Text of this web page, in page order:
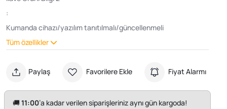
:
Kumanda cihazı/yazılım tanıtılmalı/güncellenmeli
Tüm özellikler
Paylaş Favorilere Ekle Fiyat Alarmı
🚚11:00’a kadar verilen siparişleriniz aynı gün kargoda!